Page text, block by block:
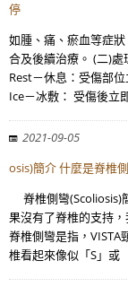
停
如腫、痛、瘀血等症
合及後續治療。 (二)處
Rest－休息：受傷部
Ice－冰敷： 受傷後立
2021-09-05
osis)簡介 什麼是脊椎
脊椎側彎(Scoliosis)
果沒有了脊椎的支持
脊椎側彎是指，
椎看起來像似「S」或